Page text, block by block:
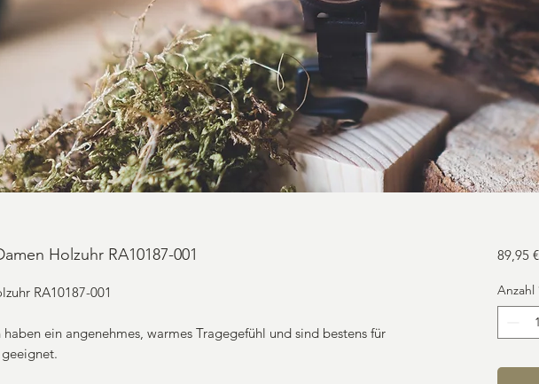
Holzuhr RA10187-001
RA10187-001
haben ein angenehmes, warmes Tragegefühl und sind bestens für
89,95 €
Anzahl